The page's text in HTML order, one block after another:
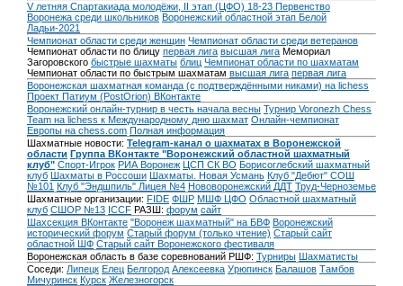
V летняя Спартакиада молодёжи, II этап (ЦФО) 18-23 Первенство
Воронежа среди школьников Воронежский областной этап Белой
Ладьи-2021
Чемпионат области среди женщин Чемпионат области среди ветеранов
Чемпионат области по блицу первая лига высшая лига Мемориал
Загоровского быстрые шахматы блиц Чемпионат области по шахматам
Чемпионат области по быстрым шахматам высшая лига первая лига
Воронежская шахматная команда (с подтверждёнными никами) на lichess
Проект Патиум (PostOrion) ВКонтакте
Воронежский онлайн-турнир в честь начала весны Турнир Voronezh Chess
Team на lichess к Международному дню шахмат Онлайн-чемпионат
Европы на chess.com Полная информация
Шахматные новости: Telegram-канал о шахматах в Воронежской
области Группа ВКонтакте "Воронежский областной шахматный
клуб" Спорт-Игрок РИА Воронеж ЦСП СК ВО Борисоглебский шахматный
клуб Шахматы в Россоши Шахматы. Новая Усмань Клуб "Дебют" СОШ
№101 Клуб "Эндшпиль" Лицея №4 Нововоронежский ДДТ Труд-Черноземье
Шахматные организации: FIDE ФШР МШФ ЦФО Областной шахматный
клуб СШОР №13 ICCF РАЗШ: форум сайт
Шахсекция ВКонтакте "Воронеж шахматный" на БВФ Воронежский
исторический форум Cтарый форум (только чтение) Старый сайт
областной ШФ Старый сайт Воронежского фестиваля
Воронежская область в базе соревнований РШФ: Турниры Шахматисты
Соседи: Липецк Елец Белгород Алексеевка Урюпинск Балашов Тамбов
Мичуринск Курск Железногорск